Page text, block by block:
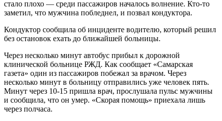
стало плохо — среди пассажиров началось волнение. Кто-то
заметил, что мужчина побледнел, и позвал кондуктора.
Кондуктор сообщила об инциденте водителю, который решил
без остановок ехать до ближайшей больницы.
Через несколько минут автобус прибыл к дорожной
клинической больнице РЖД. Как сообщает «Самарская
газета» один из пассажиров побежал за врачом. Через
несколько минут в больницу отправились уже человек пять.
Минут через 10-15 пришла врач, прослушала пульс мужчины
и сообщила, что он умер. «Скорая помощь» приехала лишь
через полчаса.